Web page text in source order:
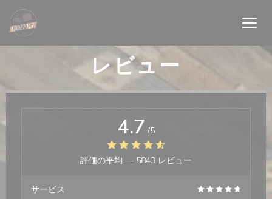
クッキー利用の管理について
レビュー
4.7 /5
評価の平均 — 5843 レビュー
サービス